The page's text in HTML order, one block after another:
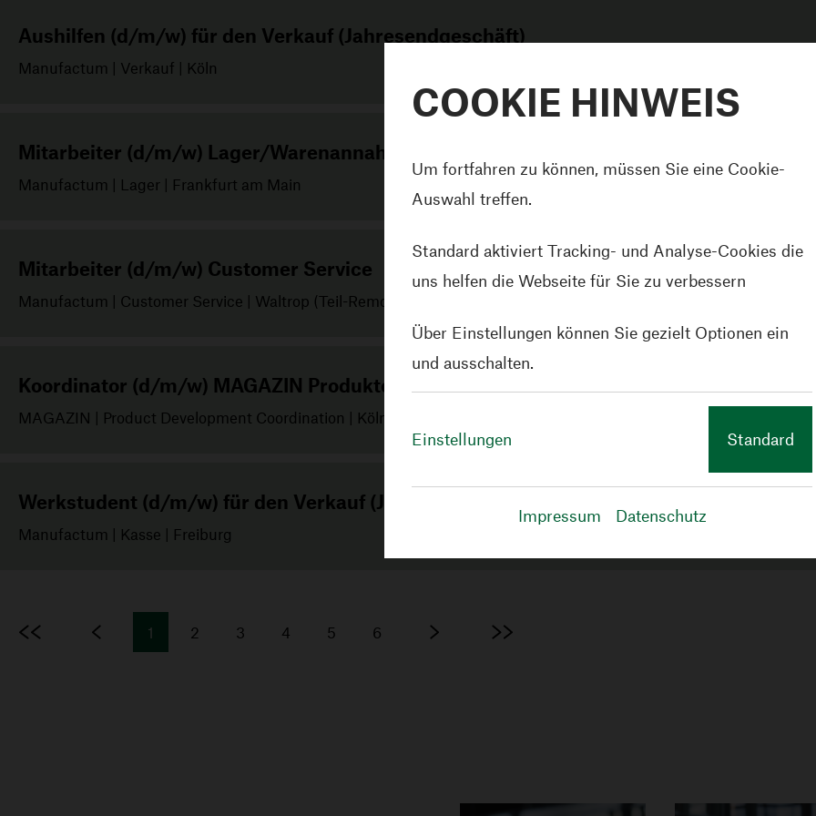
Aushilfen (d/m/w) für den Verkauf (Jahresendgeschäft)
Manufactum | Verkauf | Köln
Mitarbeiter (d/m/w) Lager/Warenannahme
Manufactum | Lager | Frankfurt am Main
Mitarbeiter (d/m/w) Customer Service
Manufactum | Customer Service | Waltrop (Teil-Remote)
Koordinator (d/m/w) MAGAZIN Produktentwicklung
MAGAZIN | Product Development Coordination | Köln
Werkstudent (d/m/w) für den Verkauf (Jahresendgeschäft)
Manufactum | Kasse | Freiburg
First Prev 1 2 3 4 5 6 Next Last
COOKIE HINWEIS
Um fortfahren zu können, müssen Sie eine Cookie-
Auswahl treffen.
Standard aktiviert Tracking- und Analyse-Cookies die
uns helfen die Webseite für Sie zu verbessern
Über Einstellungen können Sie gezielt Optionen ein
und ausschalten.
Einstellungen Standard
Impressum Datenschutz